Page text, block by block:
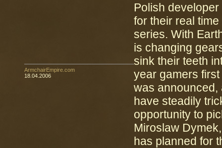
ArmchairEmpire.com
18.04.2006
Polish
for their real
series. With
is changing
sink their teeth
year gamers
was announced,
have steadily
opportunity to
Miroslaw
has planned for